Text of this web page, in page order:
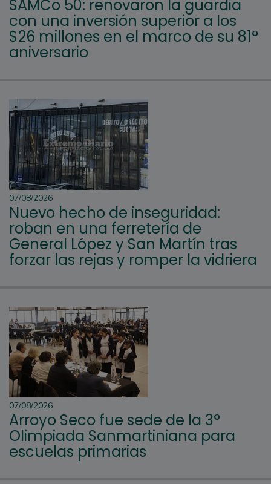
SAMCo 50: renovaron la guardia
con una inversión superior a los
$26 millones en el marco de su 81°
aniversario
07/08/2026
Nuevo hecho de inseguridad:
roban en una ferretería de
General López y San Martín tras
forzar las rejas y romper la vidriera
07/08/2026
Arroyo Seco fue sede de la 3°
Olimpiada Sanmartiniana para
escuelas primarias